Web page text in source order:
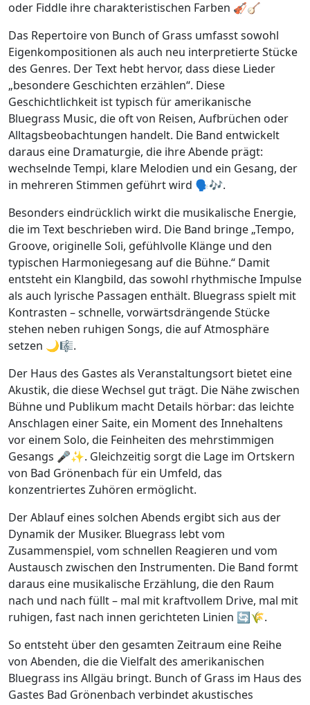
oder Fiddle ihre charakteristischen Farben 🎻🪕
Das Repertoire von Bunch of Grass umfasst sowohl
Eigenkompositionen als auch neu interpretierte Stücke
des Genres. Der Text hebt hervor, dass diese Lieder
„besondere Geschichten erzählen“. Diese
Geschichtlichkeit ist typisch für amerikanische
Bluegrass Music, die oft von Reisen, Aufbrüchen oder
Alltagsbeobachtungen handelt. Die Band entwickelt
daraus eine Dramaturgie, die ihre Abende prägt:
wechselnde Tempi, klare Melodien und ein Gesang, der
in mehreren Stimmen geführt wird 🗣️🎶.
Besonders eindrücklich wirkt die musikalische Energie,
die im Text beschrieben wird. Die Band bringe „Tempo,
Groove, originelle Soli, gefühlvolle Klänge und den
typischen Harmoniegesang auf die Bühne.“ Damit
entsteht ein Klangbild, das sowohl rhythmische Impulse
als auch lyrische Passagen enthält. Bluegrass spielt mit
Kontrasten – schnelle, vorwärtsdrängende Stücke
stehen neben ruhigen Songs, die auf Atmosphäre
setzen 🌙🎼.
Der Haus des Gastes als Veranstaltungsort bietet eine
Akustik, die diese Wechsel gut trägt. Die Nähe zwischen
Bühne und Publikum macht Details hörbar: das leichte
Anschlagen einer Saite, ein Moment des Innehaltens
vor einem Solo, die Feinheiten des mehrstimmigen
Gesangs 🎤✨. Gleichzeitig sorgt die Lage im Ortskern
von Bad Grönenbach für ein Umfeld, das
konzentriertes Zuhören ermöglicht.
Der Ablauf eines solchen Abends ergibt sich aus der
Dynamik der Musiker. Bluegrass lebt vom
Zusammenspiel, vom schnellen Reagieren und vom
Austausch zwischen den Instrumenten. Die Band formt
daraus eine musikalische Erzählung, die den Raum
nach und nach füllt – mal mit kraftvollem Drive, mal mit
ruhigen, fast nach innen gerichteten Linien 🔄🌾.
So entsteht über den gesamten Zeitraum eine Reihe
von Abenden, die die Vielfalt des amerikanischen
Bluegrass ins Allgäu bringt. Bunch of Grass im Haus des
Gastes Bad Grönenbach verbindet akustisches